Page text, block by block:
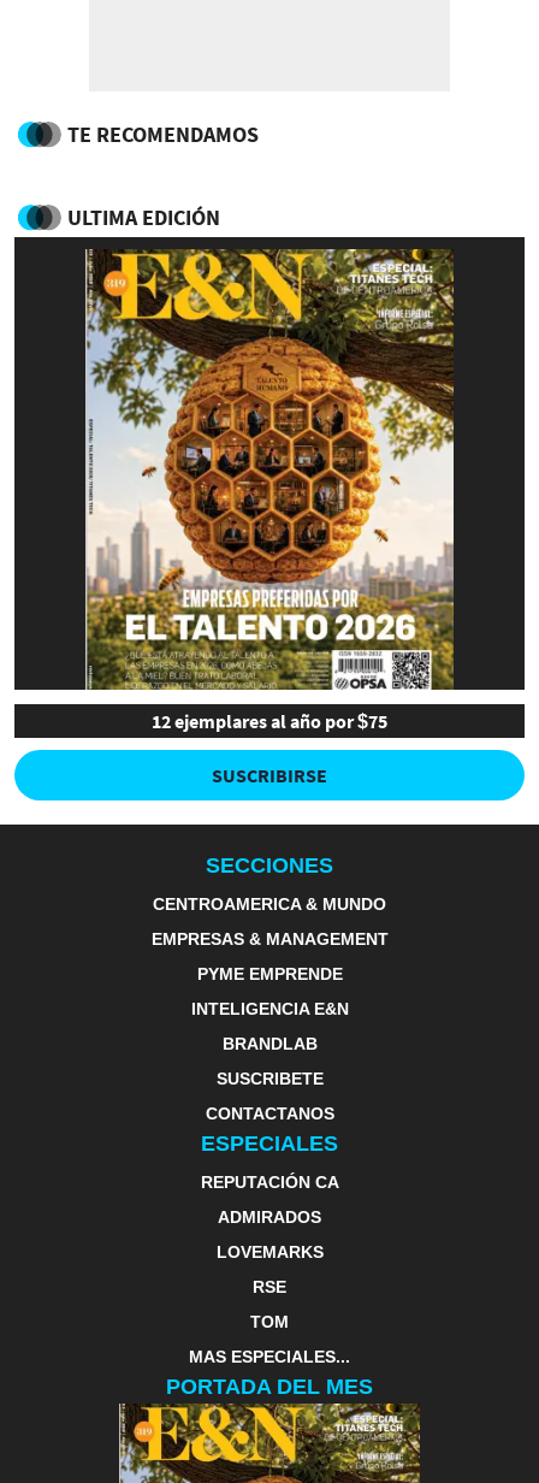
TE RECOMENDAMOS
ULTIMA EDICIÓN
12 ejemplares al año por $75
SUSCRIBIRSE
SECCIONES
CENTROAMERICA & MUNDO
EMPRESAS & MANAGEMENT
PYME EMPRENDE
INTELIGENCIA E&N
BRANDLAB
SUSCRIBETE
CONTACTANOS
ESPECIALES
REPUTACIÓN CA
ADMIRADOS
LOVEMARKS
RSE
TOM
MAS ESPECIALES...
PORTADA DEL MES